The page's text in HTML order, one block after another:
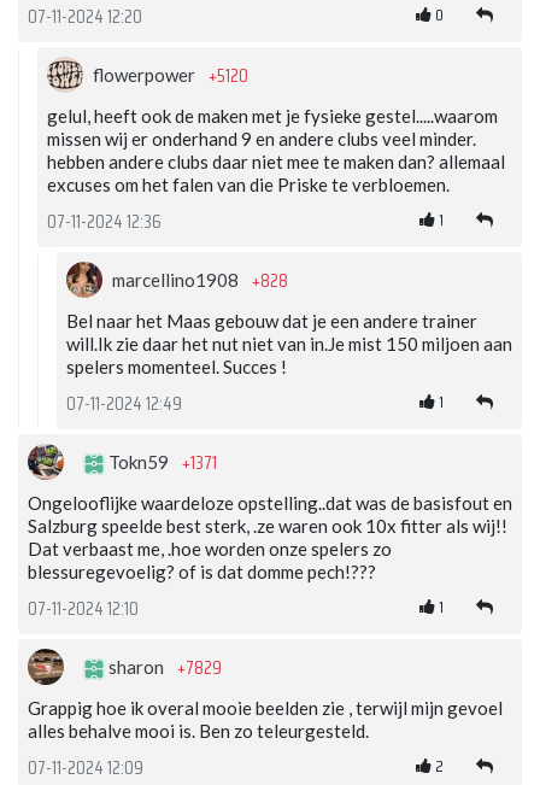
07-11-2024 12:20 0
flowerpower +5120
gelul, heeft ook de maken met je fysieke gestel.....waarom
missen wij er onderhand 9 en andere clubs veel minder.
hebben andere clubs daar niet mee te maken dan? allemaal
excuses om het falen van die Priske te verbloemen.
07-11-2024 12:36 1
marcellino1908 +828
Bel naar het Maas gebouw dat je een andere trainer
will.Ik zie daar het nut niet van in.Je mist 150 miljoen aan
spelers momenteel. Succes !
07-11-2024 12:49 1
Tokn59 +1371
Ongelooflijke waardeloze opstelling..dat was de basisfout en
Salzburg speelde best sterk, .ze waren ook 10x fitter als wij!!
Dat verbaast me, .hoe worden onze spelers zo
blessuregevoelig? of is dat domme pech!???
07-11-2024 12:10 1
sharon +7829
Grappig hoe ik overal mooie beelden zie , terwijl mijn gevoel
alles behalve mooi is. Ben zo teleurgesteld.
07-11-2024 12:09 2